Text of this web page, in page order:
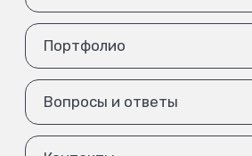
Портфолио
Вопросы и ответы